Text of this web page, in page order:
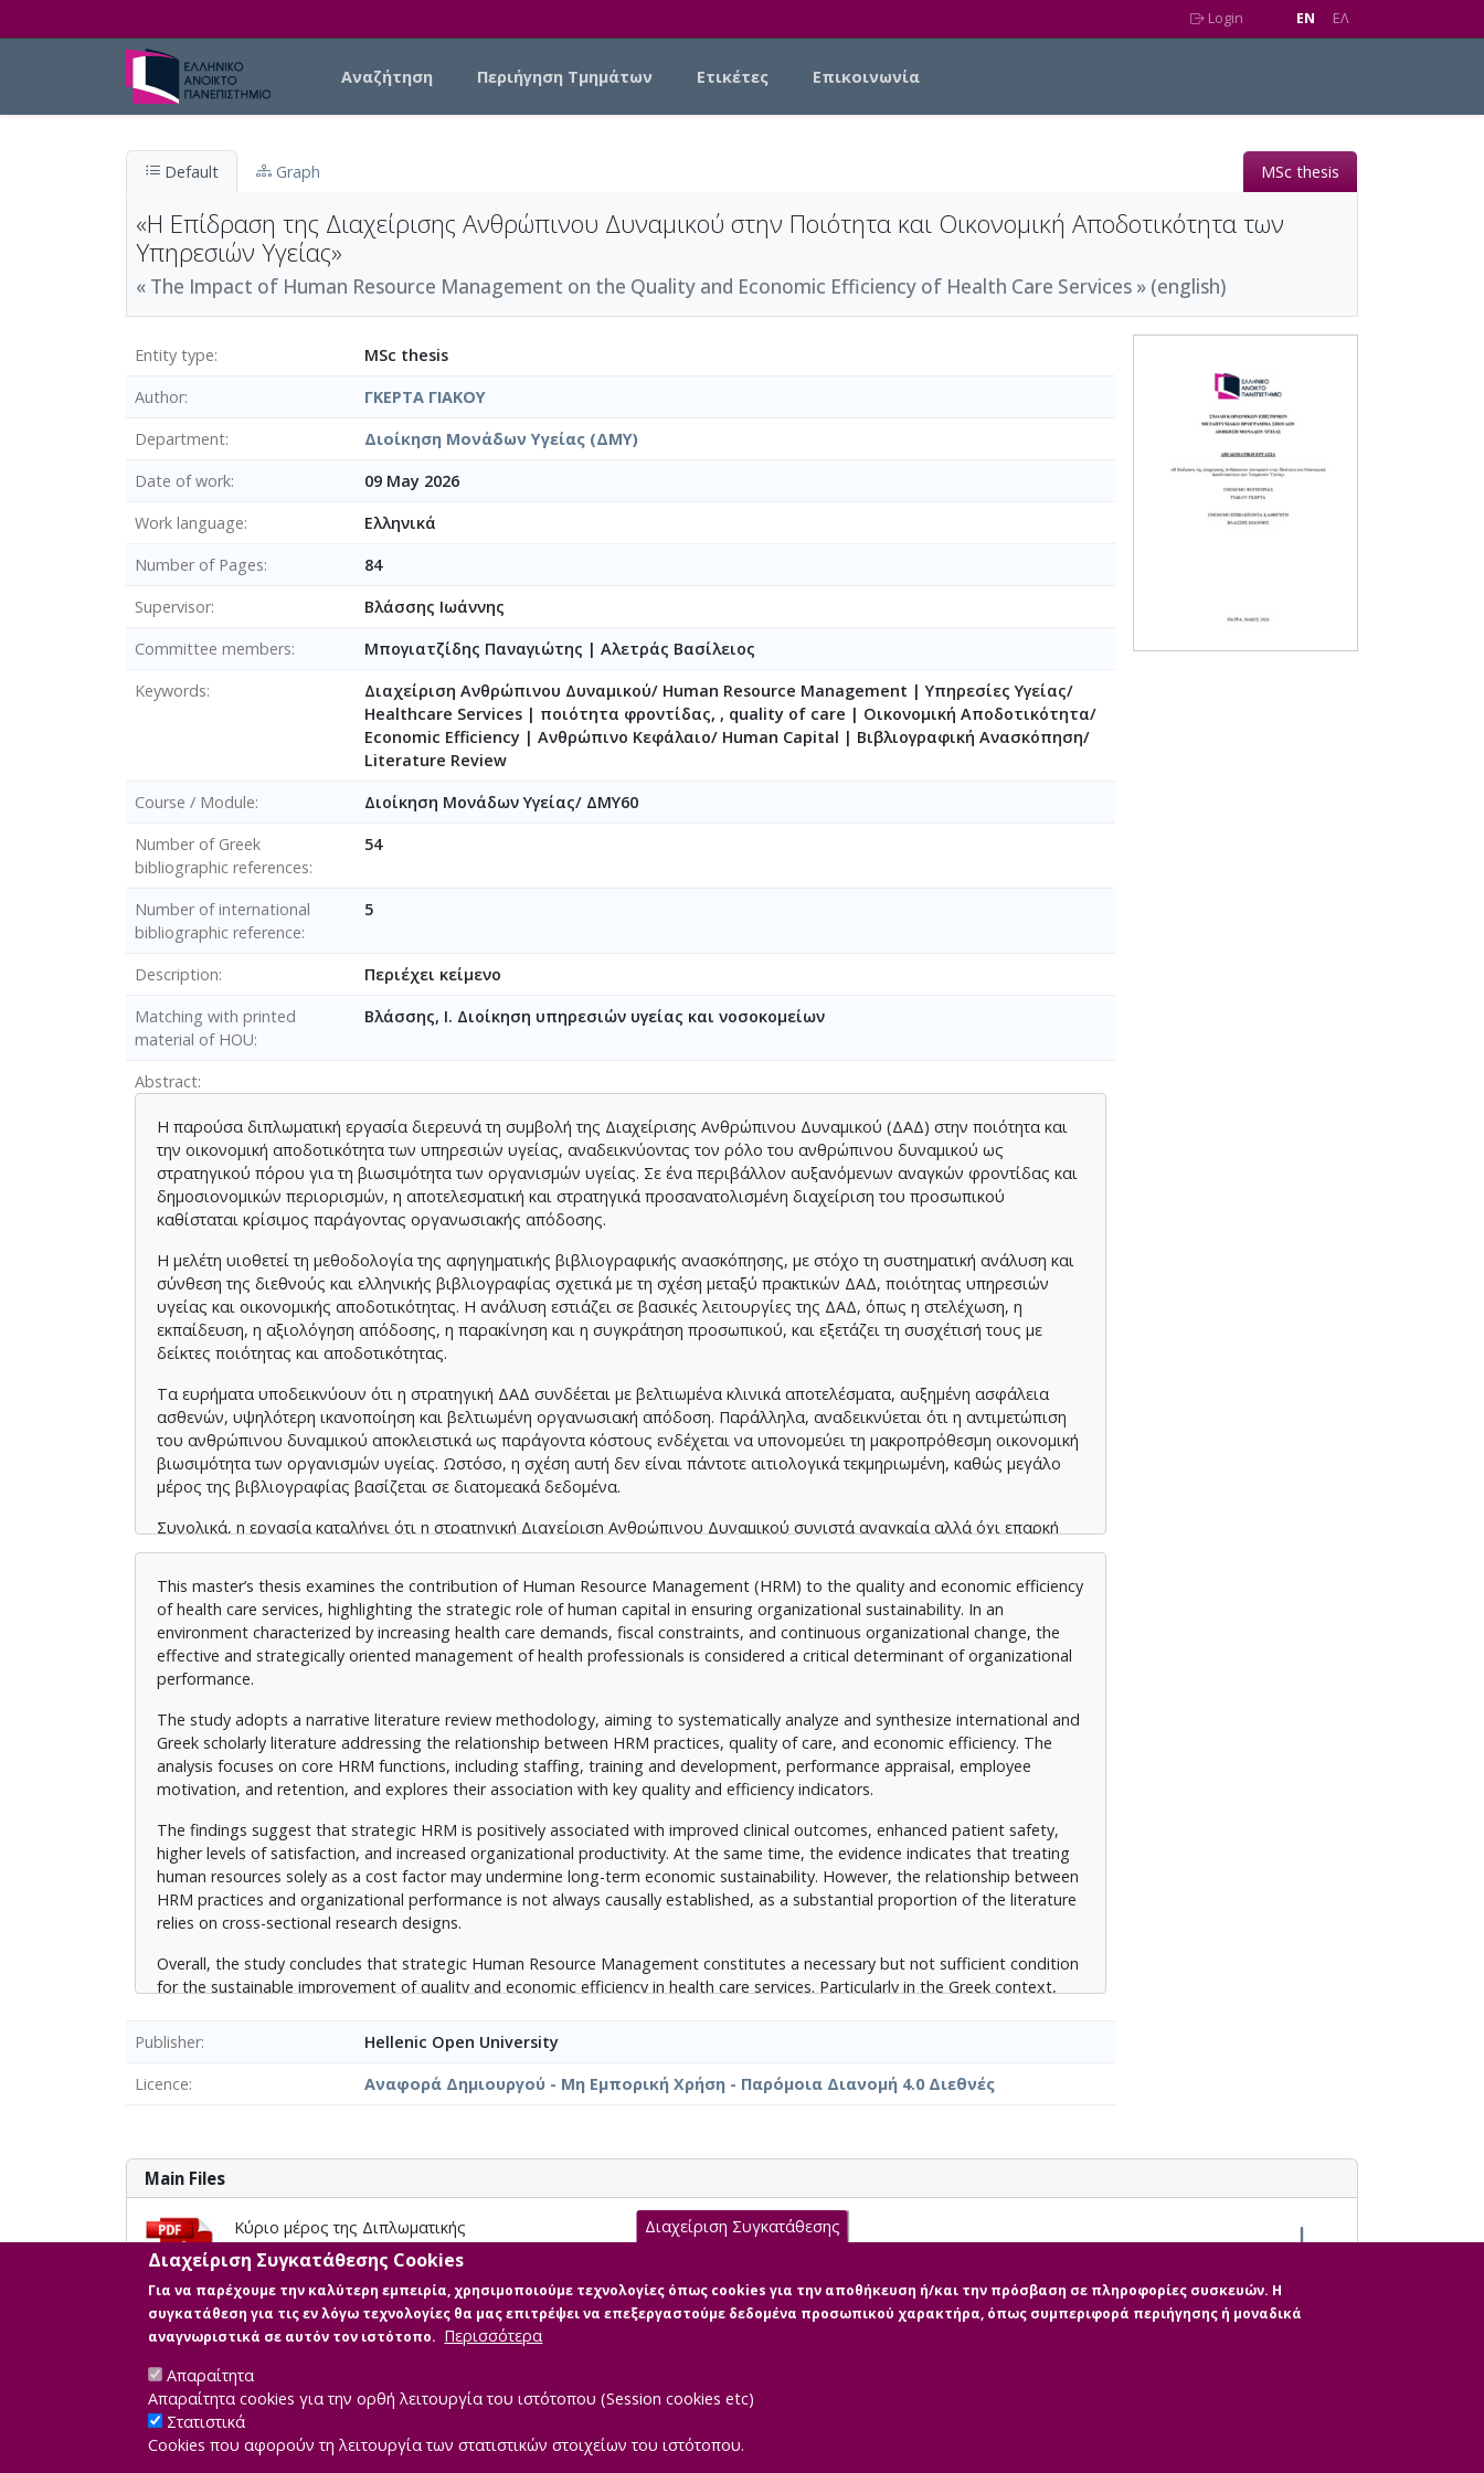
Login EN EΛ
Αναζήτηση Περιήγηση Τμημάτων Ετικέτες Επικοινωνία
Default Graph MSc thesis
«Η Επίδραση της Διαχείρισης Ανθρώπινου Δυναμικού στην Ποιότητα και Οικονομική Αποδοτικότητα των
Υπηρεσιών Υγείας»
« The Impact of Human Resource Management on the Quality and Economic Efficiency of Health Care Services » (english)
Entity type
MSc thesis
Author
ΓΚΕΡΤΑ ΓΙΑΚΟΥ
Department
Διοίκηση Μονάδων Υγείας (ΔΜΥ)
Date of work
09 May 2026
Work language
Ελληνικά
Number of Pages
84
Supervisor
Βλάσσης Ιωάννης
Committee members
Μπογιατζίδης Παναγιώτης | Αλετράς Βασίλειος
Keywords
Διαχείριση Ανθρώπινου Δυναμικού/ Human Resource Management | Υπηρεσίες Υγείας/
Healthcare Services | ποιότητα φροντίδας, , quality of care | Οικονομική Αποδοτικότητα/
Economic Efficiency | Ανθρώπινο Kεφάλαιο/ Human Capital | Βιβλιογραφική Ανασκόπηση/
Literature Review
Course / Module
Διοίκηση Μονάδων Υγείας/ ΔΜΥ60
Number of Greek
bibliographic references
54
Number of international
bibliographic reference
5
Description
Περιέχει κείμενο
Matching with printed
material of HOU
Βλάσσης, Ι. Διοίκηση υπηρεσιών υγείας και νοσοκομείων
Abstract
Η παρούσα διπλωματική εργασία διερευνά τη συμβολή της Διαχείρισης Ανθρώπινου Δυναμικού (ΔΑΔ) στην ποιότητα και
την οικονομική αποδοτικότητα των υπηρεσιών υγείας, αναδεικνύοντας τον ρόλο του ανθρώπινου δυναμικού ως
στρατηγικού πόρου για τη βιωσιμότητα των οργανισμών υγείας. Σε ένα περιβάλλον αυξανόμενων αναγκών φροντίδας και
δημοσιονομικών περιορισμών, η αποτελεσματική και στρατηγικά προσανατολισμένη διαχείριση του προσωπικού
καθίσταται κρίσιμος παράγοντας οργανωσιακής απόδοσης.
Η μελέτη υιοθετεί τη μεθοδολογία της αφηγηματικής βιβλιογραφικής ανασκόπησης, με στόχο τη συστηματική ανάλυση και
σύνθεση της διεθνούς και ελληνικής βιβλιογραφίας σχετικά με τη σχέση μεταξύ πρακτικών ΔΑΔ, ποιότητας υπηρεσιών
υγείας και οικονομικής αποδοτικότητας. Η ανάλυση εστιάζει σε βασικές λειτουργίες της ΔΑΔ, όπως η στελέχωση, η
εκπαίδευση, η αξιολόγηση απόδοσης, η παρακίνηση και η συγκράτηση προσωπικού, και εξετάζει τη συσχέτισή τους με
δείκτες ποιότητας και αποδοτικότητας.
Τα ευρήματα υποδεικνύουν ότι η στρατηγική ΔΑΔ συνδέεται με βελτιωμένα κλινικά αποτελέσματα, αυξημένη ασφάλεια
ασθενών, υψηλότερη ικανοποίηση και βελτιωμένη οργανωσιακή απόδοση. Παράλληλα, αναδεικνύεται ότι η αντιμετώπιση
του ανθρώπινου δυναμικού αποκλειστικά ως παράγοντα κόστους ενδέχεται να υπονομεύει τη μακροπρόθεσμη οικονομική
βιωσιμότητα των οργανισμών υγείας. Ωστόσο, η σχέση αυτή δεν είναι πάντοτε αιτιολογικά τεκμηριωμένη, καθώς μεγάλο
μέρος της βιβλιογραφίας βασίζεται σε διατομεακά δεδομένα.
Συνολικά, η εργασία καταλήγει ότι η στρατηγική Διαχείριση Ανθρώπινου Δυναμικού συνιστά αναγκαία αλλά όχι επαρκή
συνθήκη για τη βιώσιμη βελτίωση της ποιότητας και της οικονομικής αποδοτικότητας στις υπηρεσίες υγείας, ιδίως στο
This master’s thesis examines the contribution of Human Resource Management (HRM) to the quality and economic efficiency
of health care services, highlighting the strategic role of human capital in ensuring organizational sustainability. In an
environment characterized by increasing health care demands, fiscal constraints, and continuous organizational change, the
effective and strategically oriented management of health professionals is considered a critical determinant of organizational
performance.
The study adopts a narrative literature review methodology, aiming to systematically analyze and synthesize international and
Greek scholarly literature addressing the relationship between HRM practices, quality of care, and economic efficiency. The
analysis focuses on core HRM functions, including staffing, training and development, performance appraisal, employee
motivation, and retention, and explores their association with key quality and efficiency indicators.
The findings suggest that strategic HRM is positively associated with improved clinical outcomes, enhanced patient safety,
higher levels of satisfaction, and increased organizational productivity. At the same time, the evidence indicates that treating
human resources solely as a cost factor may undermine long-term economic sustainability. However, the relationship between
HRM practices and organizational performance is not always causally established, as a substantial proportion of the literature
relies on cross-sectional research designs.
Overall, the study concludes that strategic Human Resource Management constitutes a necessary but not sufficient condition
for the sustainable improvement of quality and economic efficiency in health care services. Particularly in the Greek context,
Publisher
Hellenic Open University
Licence
Αναφορά Δημιουργού - Μη Εμπορική Χρήση - Παρόμοια Διανομή 4.0 Διεθνές
Main Files
Κύριο μέρος της Διπλωματικής
Description: ΔΜΥ ΓΚΕΡΤΑ ΓΙΑΚΟΥ ΔΙΠΛΩΜΑΤΙΚΗ 2026.pdf (pdf)
Size: 0.7 MB
Developed byINTEROPTICS|Powered byReasonableGraph.org
Διαχείριση Συγκατάθεσης
Διαχείριση Συγκατάθεσης Cookies
Για να παρέχουμε την καλύτερη εμπειρία, χρησιμοποιούμε τεχνολογίες όπως cookies για την αποθήκευση ή/και την πρόσβαση σε πληροφορίες συσκευών. Η
συγκατάθεση για τις εν λόγω τεχνολογίες θα μας επιτρέψει να επεξεργαστούμε δεδομένα προσωπικού χαρακτήρα, όπως συμπεριφορά περιήγησης ή μοναδικά
αναγνωριστικά σε αυτόν τον ιστότοπο. Περισσότερα
Απαραίτητα
Απαραίτητα cookies για την ορθή λειτουργία του ιστότοπου (Session cookies etc)
Στατιστικά
Cookies που αφορούν τη λειτουργία των στατιστικών στοιχείων του ιστότοπου.